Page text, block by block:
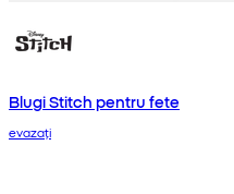
Blugi Stitch pentru fete
evazați